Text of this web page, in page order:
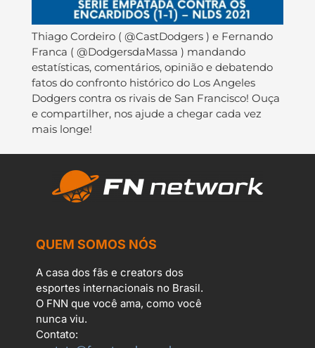
Thiago Cordeiro ( @CastDodgers ) e Fernando
Franca ( @DodgersdaMassa ) mandando
estatísticas, comentários, opinião e debatendo
fatos do confronto histórico do Los Angeles
Dodgers contra os rivais de San Francisco! Ouça
e compartilher, nos ajude a chegar cada vez
mais longe!
QUEM SOMOS NÓS
A casa dos fãs e creators dos
esportes internacionais no Brasil.
O FNN que você ama, como você
nunca viu.
Contato: